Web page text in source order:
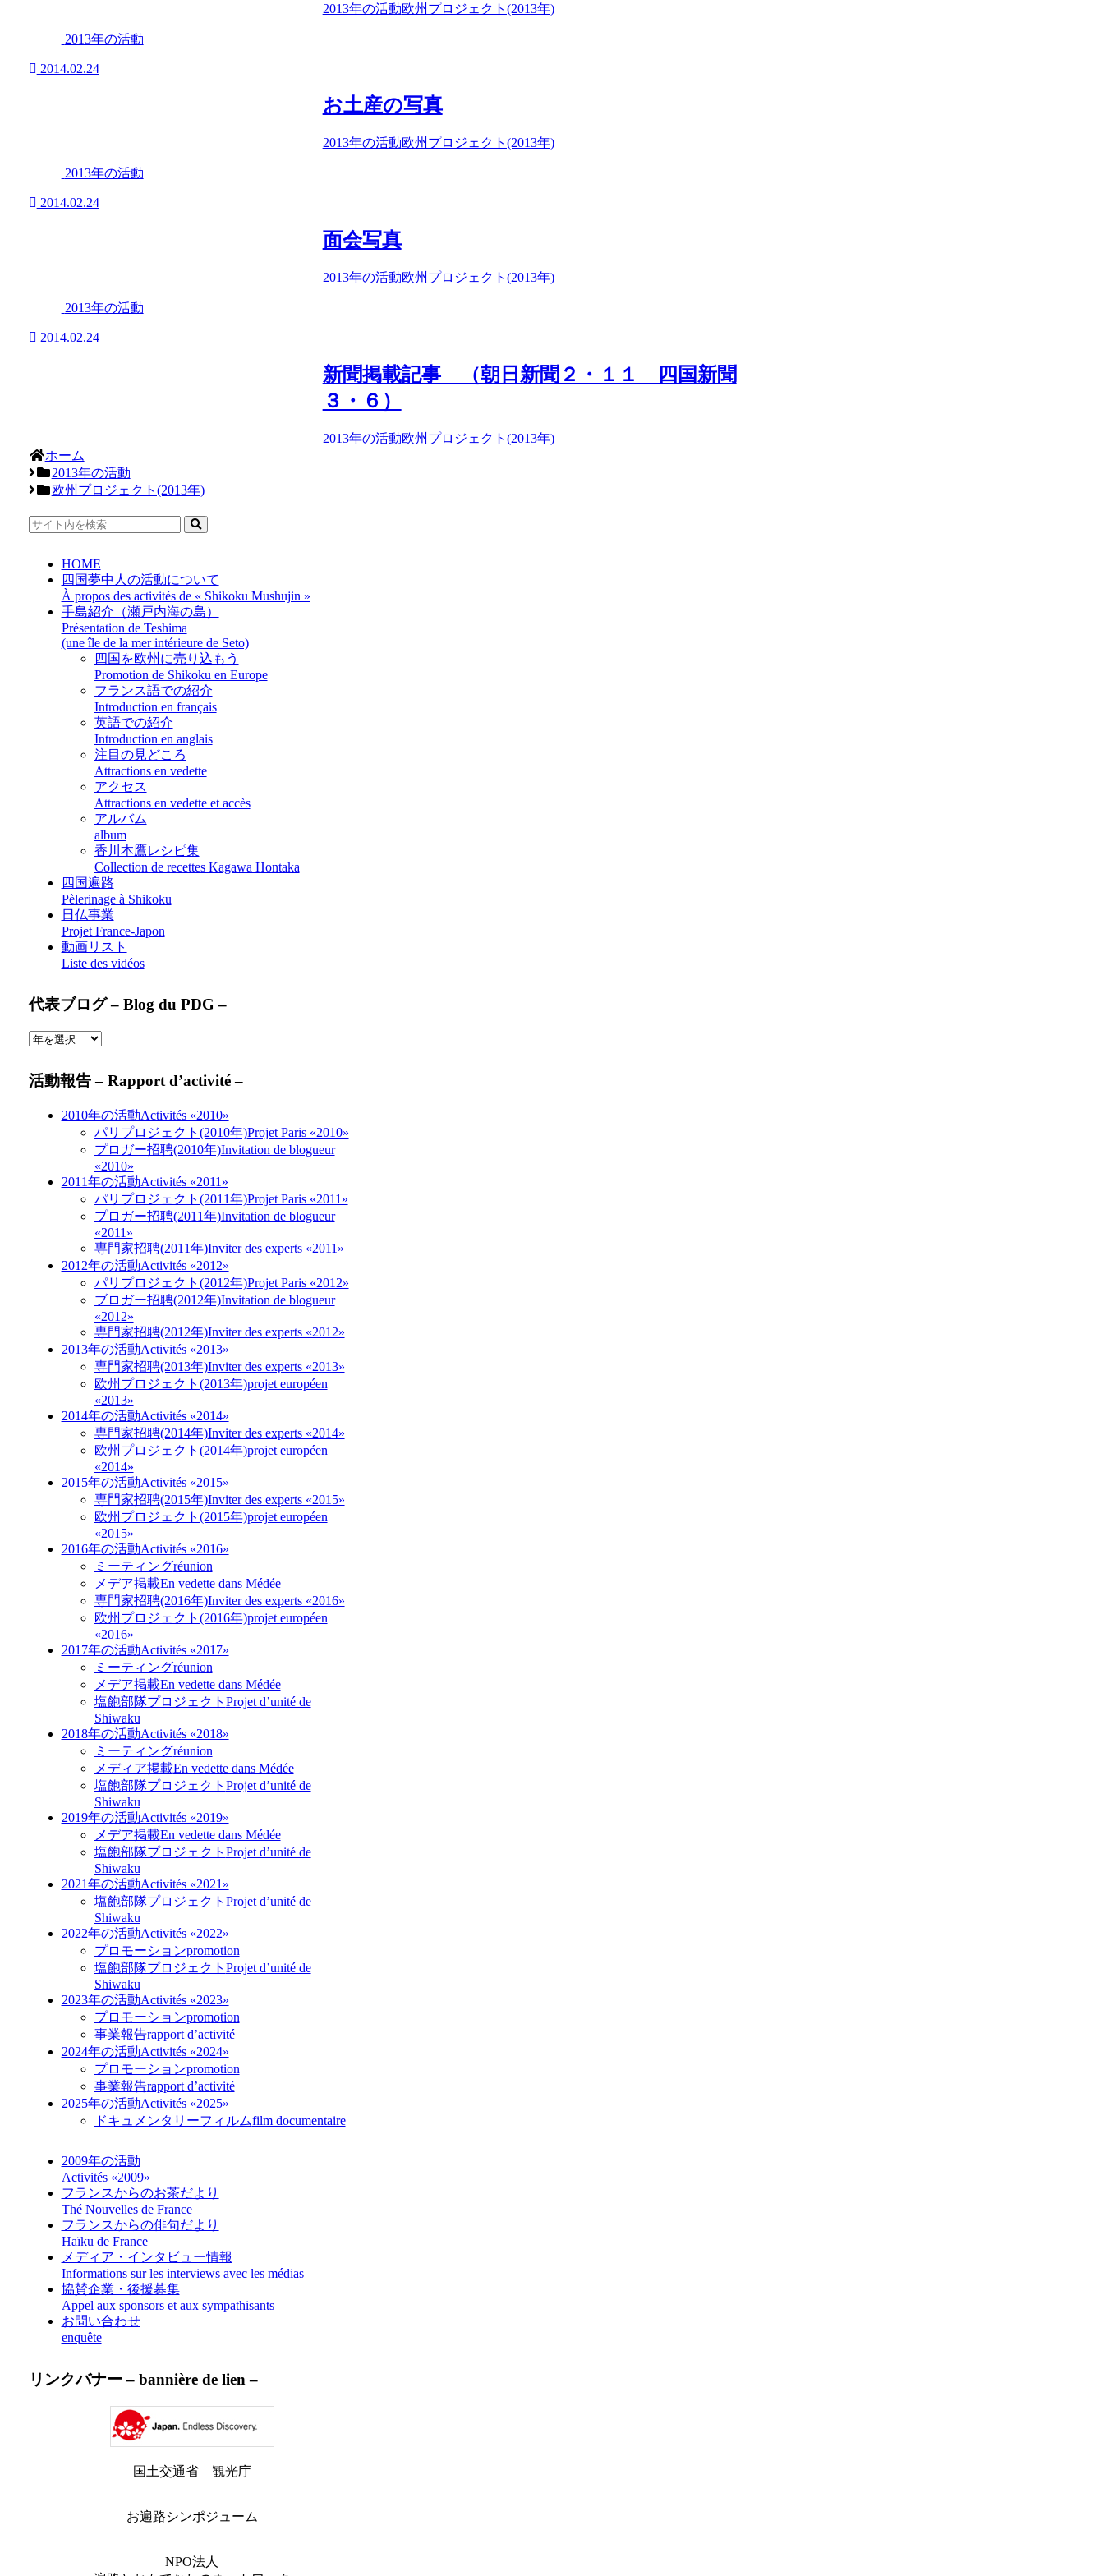
2013年の活動欧州プロジェクト(2013年)
2013年の活動
2014.02.24
お土産の写真
2013年の活動欧州プロジェクト(2013年)
2013年の活動
2014.02.24
面会写真
2013年の活動欧州プロジェクト(2013年)
2013年の活動
2014.02.24
新聞掲載記事 （朝日新聞２・１１ 四国新聞
３・６）
2013年の活動欧州プロジェクト(2013年)
ホーム
2013年の活動
欧州プロジェクト(2013年)
HOME
四国夢中人の活動について
À propos des activités de « Shikoku Mushujin »
手島紹介（瀬戸内海の島）
Présentation de Teshima
(une île de la mer intérieure de Seto)
四国を欧州に売り込もう
Promotion de Shikoku en Europe
フランス語での紹介
Introduction en français
英語での紹介
Introduction en anglais
注目の見どころ
Attractions en vedette
アクセス
Attractions en vedette et accès
アルバム
album
香川本鷹レシピ集
Collection de recettes Kagawa Hontaka
四国遍路
Pèlerinage à Shikoku
日仏事業
Projet France-Japon
動画リスト
Liste des vidéos
代表ブログ – Blog du PDG –
活動報告 – Rapport d’activité –
2010年の活動Activités «2010»
パリプロジェクト(2010年)Projet Paris «2010»
プロガー招聘(2010年)Invitation de blogueur
«2010»
2011年の活動Activités «2011»
パリプロジェクト(2011年)Projet Paris «2011»
プロガー招聘(2011年)Invitation de blogueur
«2011»
専門家招聘(2011年)Inviter des experts «2011»
2012年の活動Activités «2012»
パリプロジェクト(2012年)Projet Paris «2012»
ブロガー招聘(2012年)Invitation de blogueur
«2012»
専門家招聘(2012年)Inviter des experts «2012»
2013年の活動Activités «2013»
専門家招聘(2013年)Inviter des experts «2013»
欧州プロジェクト(2013年)projet européen
«2013»
2014年の活動Activités «2014»
専門家招聘(2014年)Inviter des experts «2014»
欧州プロジェクト(2014年)projet européen
«2014»
2015年の活動Activités «2015»
専門家招聘(2015年)Inviter des experts «2015»
欧州プロジェクト(2015年)projet européen
«2015»
2016年の活動Activités «2016»
ミーティングréunion
メデア掲載En vedette dans Médée
専門家招聘(2016年)Inviter des experts «2016»
欧州プロジェクト(2016年)projet européen
«2016»
2017年の活動Activités «2017»
ミーティングréunion
メデア掲載En vedette dans Médée
塩飽部隊プロジェクト Projet d’unité de
Shiwaku
2018年の活動Activités «2018»
ミーティングréunion
メディア掲載En vedette dans Médée
塩飽部隊プロジェクト Projet d’unité de
Shiwaku
2019年の活動Activités «2019»
メデア掲載En vedette dans Médée
塩飽部隊プロジェクト Projet d’unité de
Shiwaku
2021年の活動Activités «2021»
塩飽部隊プロジェクト Projet d’unité de
Shiwaku
2022年の活動Activités «2022»
プロモーションpromotion
塩飽部隊プロジェクト Projet d’unité de
Shiwaku
2023年の活動Activités «2023»
プロモーションpromotion
事業報告rapport d’activité
2024年の活動Activités «2024»
プロモーションpromotion
事業報告rapport d’activité
2025年の活動Activités «2025»
ドキュメンタリーフィルムfilm documentaire
2009年の活動
Activités «2009»
フランスからのお茶だより
Thé Nouvelles de France
フランスからの俳句だより
Haïku de France
メディア・インタビュー情報
Informations sur les interviews avec les médias
協賛企業・後援募集
Appel aux sponsors et aux sympathisants
お問い合わせ
enquête
リンクバナー – bannière de lien –
国土交通省 観光庁
お遍路シンポジューム
NPO法人